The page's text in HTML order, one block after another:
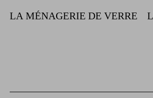
LA MÉNAGERIE DE VERRE